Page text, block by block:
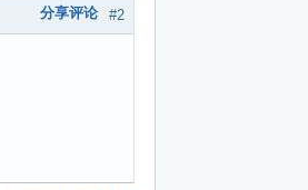
#2
分享评论